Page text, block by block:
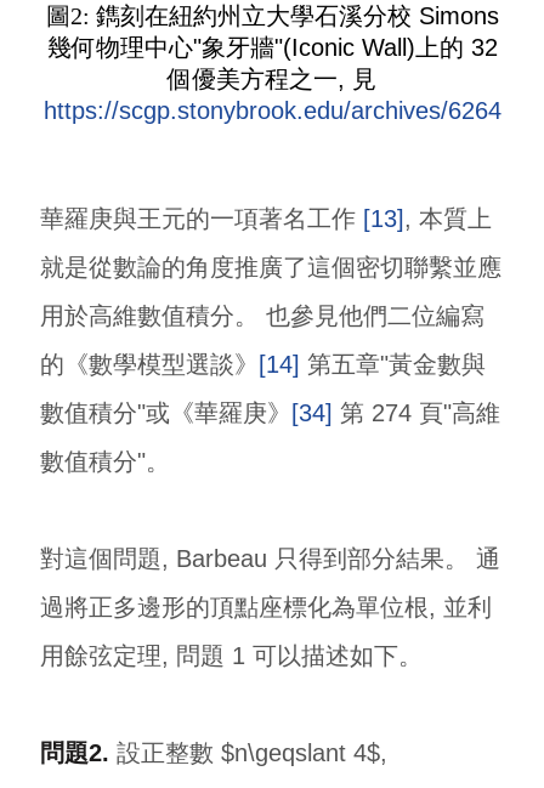
圖2: 鐫刻在紐約州立大學石溪分校 Simons
幾何物理中心"象牙牆"(Iconic Wall)上的 32
個優美方程之一, 見
https://scgp.stonybrook.edu/archives/6264
華羅庚與王元的一項著名工作 [13], 本質上
就是從數論的角度推廣了這個密切聯繫並應
用於高維數值積分。 也參見他們二位編寫
的《數學模型選談》
[14] 第五章"黃金數與
數值積分"或《華羅庚》
[34] 第 274 頁"高維
數值積分"。
對這個問題, Barbeau 只得到部分結果。 通
過將正多邊形的頂點座標化為單位根, 並利
用餘弦定理, 問題 1 可以描述如下。
問題2. 設正整數 $n\geqslant 4$,